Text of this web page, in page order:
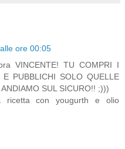
ore 00:05
VINCENTE! TU COMPRI I
PUBBLICHI SOLO QUELLE
SUL SICURO!! ;)))
ricetta con yougurth e olio